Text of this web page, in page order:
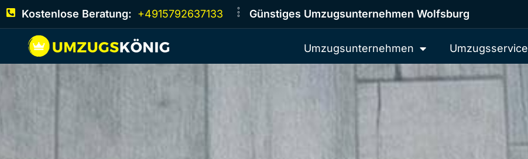
Kostenlose Beratung: +4915792637133 Günstiges Umzugsunternehmen Wolfsburg
Umzugsunternehmen Umzugsservice